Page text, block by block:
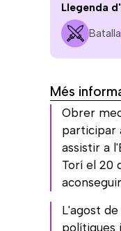
Llegenda
Batalla
Més
Obrer
participar
assistir a
Torí el 20
L'agost
polítiques